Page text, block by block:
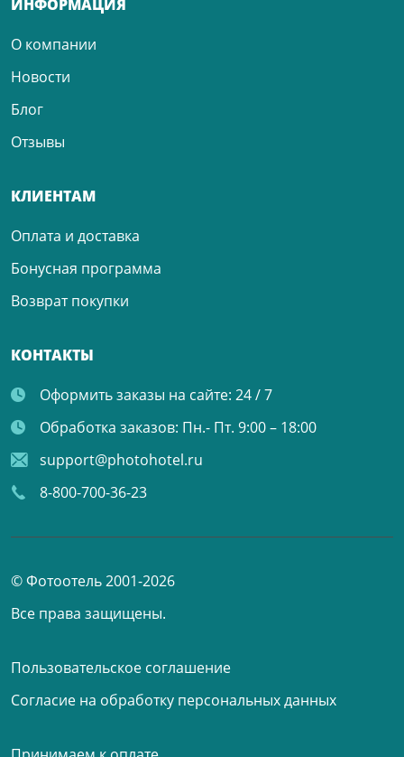
ИНФОРМАЦИЯ
О компании
Новости
Блог
Отзывы
КЛИЕНТАМ
Оплата и доставка
Бонусная программа
Возврат покупки
КОНТАКТЫ
Оформить заказы на сайте: 24 / 7
Обработка заказов: Пн.- Пт. 9:00 – 18:00
support@photohotel.ru
8-800-700-36-23
© Фотоотель 2001-2026
Все права защищены.
Пользовательское соглашение
Согласие на обработку персональных данных